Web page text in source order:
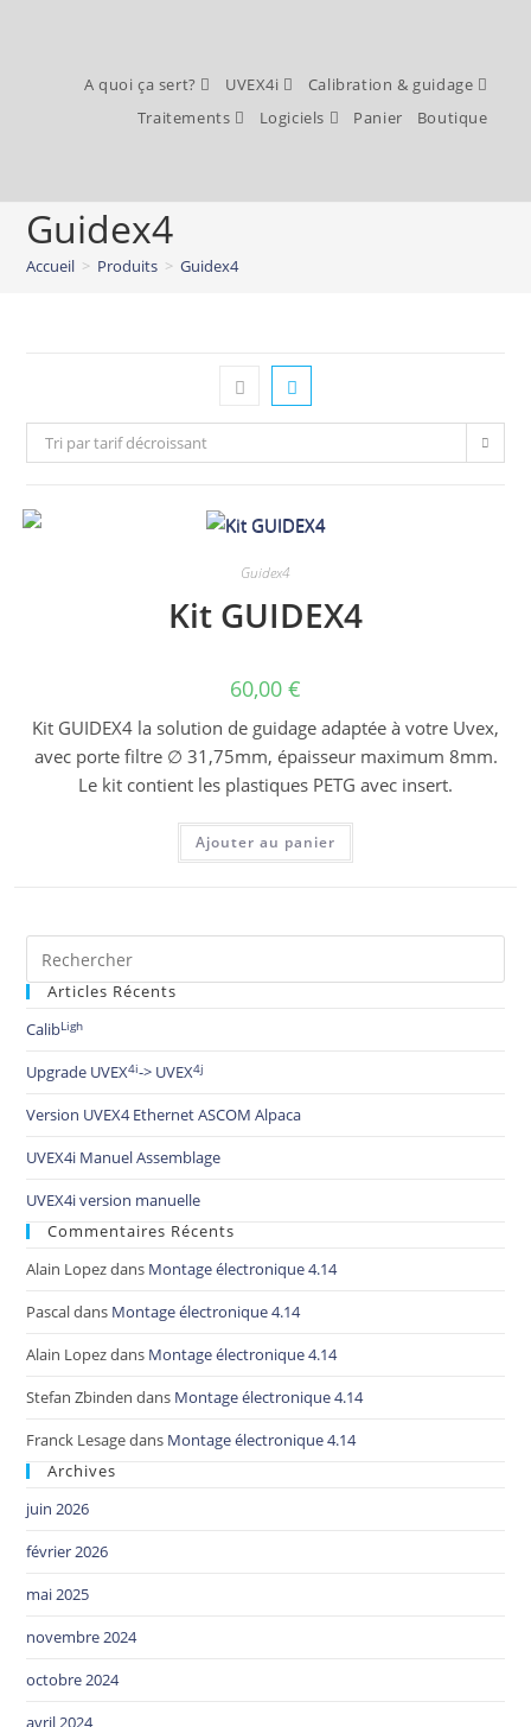
A quoi ça sert? UVEX4i
Calibration & guidage
Traitements
Logiciels Panier Boutique
Guidex4
Accueil > Produits > Guidex4
Tri par tarif décroissant
Guidex4
Kit GUIDEX4
60,00 €
Kit GUIDEX4 la solution de guidage adaptée à votre Uvex,
avec porte filtre ∅ 31,75mm, épaisseur maximum 8mm.
Le kit contient les plastiques PETG avec insert.
Ajouter au panier
Articles Récents
CalibLigh
Upgrade UVEX4i-> UVEX4j
Version UVEX4 Ethernet ASCOM Alpaca
UVEX4i Manuel Assemblage
UVEX4i version manuelle
Commentaires Récents
Alain Lopezdans Montage électronique 4.14
Pascaldans Montage électronique 4.14
Alain Lopezdans Montage électronique 4.14
Stefan Zbinden dans Montage électronique 4.14
Franck Lesagedans Montage électronique 4.14
Archives
juin 2026
février 2026
mai 2025
novembre 2024
octobre 2024